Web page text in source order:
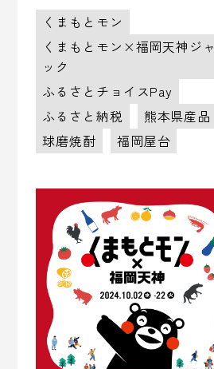
くまもとモン
くまもとモン×福岡天神ジャ
ック
ふるさとチョイスPay
ふるさと納税
熊本県産品
球磨焼酎
福岡屋台